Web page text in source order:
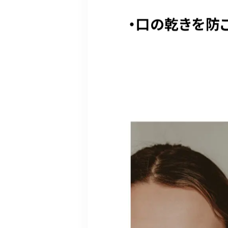
・口の乾きを防